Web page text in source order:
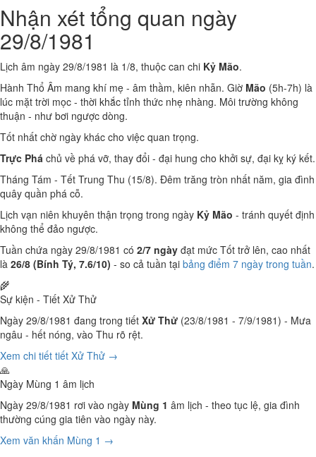
Nhận xét tổng quan ngày
29/8/1981
Lịch âm ngày 29/8/1981 là 1/8, thuộc can chi Kỷ Mão.
Hành Thổ Âm mang khí mẹ - âm thầm, kiên nhẫn. Giờ Mão (5h-7h) là
lúc mặt trời mọc - thời khắc tỉnh thức nhẹ nhàng. Môi trường không
thuận - như bơi ngược dòng.
Tốt nhất chờ ngày khác cho việc quan trọng.
Trực Phá chủ về phá vỡ, thay đổi - đại hung cho khởi sự, đại kỵ ký kết.
Tháng Tám - Tết Trung Thu (15/8). Đêm trăng tròn nhất năm, gia đình
quây quần phá cỗ.
Lịch vạn niên khuyên thận trọng trong ngày Kỷ Mão - tránh quyết định
không thể đảo ngược.
Tuần chứa ngày 29/8/1981 có 2/7 ngày đạt mức Tốt trở lên, cao nhất
là 26/8 (Bính Tý, 7.6/10) - so cả tuần tại bảng điểm 7 ngày trong tuần.
🌾
Sự kiện - Tiết Xử Thử
Ngày 29/8/1981 đang trong tiết Xử Thử (23/8/1981 - 7/9/1981) - Mưa
ngâu - hết nóng, vào Thu rõ rệt.
Xem chi tiết tiết Xử Thử →
🙏
Ngày Mùng 1 âm lịch
Ngày 29/8/1981 rơi vào ngày Mùng 1 âm lịch - theo tục lệ, gia đình
thường cúng gia tiên vào ngày này.
Xem văn khấn Mùng 1 →